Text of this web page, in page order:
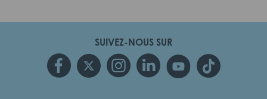
SUIVEZ-NOUS SUR